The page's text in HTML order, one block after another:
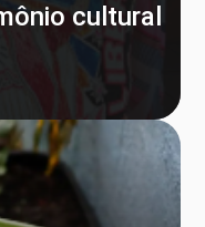
cultural